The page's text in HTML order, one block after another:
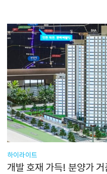
하이라이트
개발 호재 가득! 분양가 거